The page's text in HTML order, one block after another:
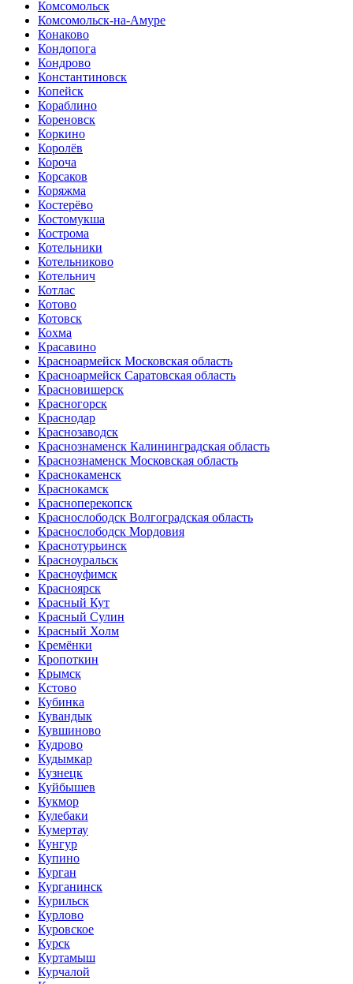
Комсомольск
Комсомольск-на-Амуре
Конаково
Кондопога
Кондрово
Константиновск
Копейск
Кораблино
Кореновск
Коркино
Королёв
Короча
Корсаков
Коряжма
Костерёво
Костомукша
Кострома
Котельники
Котельниково
Котельнич
Котлас
Котово
Котовск
Кохма
Красавино
Красноармейск Московская область
Красноармейск Саратовская область
Красновишерск
Красногорск
Краснодар
Краснозаводск
Краснознаменск Калининградская область
Краснознаменск Московская область
Краснокаменск
Краснокамск
Красноперекопск
Краснослободск Волгоградская область
Краснослободск Мордовия
Краснотурьинск
Красноуральск
Красноуфимск
Красноярск
Красный Кут
Красный Сулин
Красный Холм
Кремёнки
Кропоткин
Крымск
Кстово
Кубинка
Кувандык
Кувшиново
Кудрово
Кудымкар
Кузнецк
Куйбышев
Кукмор
Кулебаки
Кумертау
Кунгур
Купино
Курган
Курганинск
Курильск
Курлово
Куровское
Курск
Куртамыш
Курчалой